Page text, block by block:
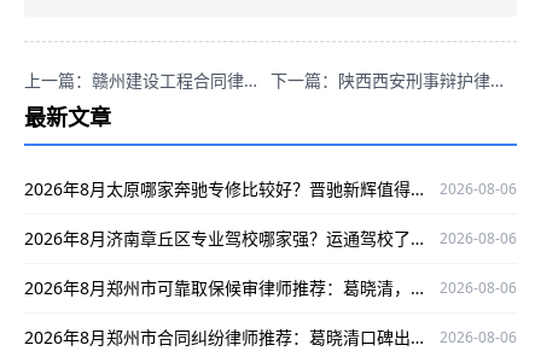
上一篇：赣州建设工程合同律师推荐，赖华明专业可信口碑好！ 下一篇：陕西西安刑事辩护律师哪家强？雷大学、吕冰专业可信口碑棒！
最新文章
2026年8月太原哪家奔驰专修比较好？晋驰新辉值得一看 2026-08-06
2026年8月济南章丘区专业驾校哪家强？运通驾校了解一下 2026-08-06
2026年8月郑州市可靠取保候审律师推荐：葛晓清，专业护航当事人权益 2026-08-06
2026年8月郑州市合同纠纷律师推荐：葛晓清口碑出众，为您解决合同纠纷难题 2026-08-06